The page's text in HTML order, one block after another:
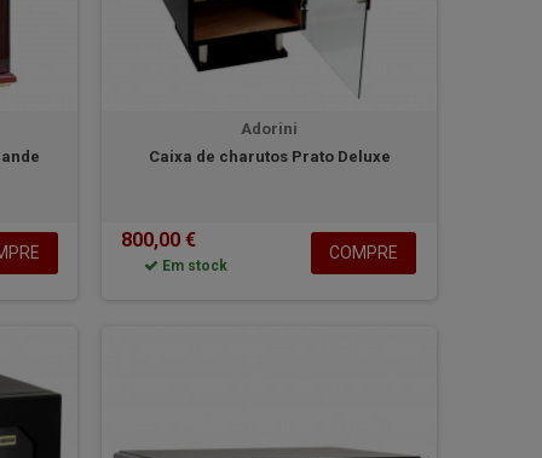
Adorini
Caixa de charutos Prato Deluxe
800,00 €
Em stock
COMPRE